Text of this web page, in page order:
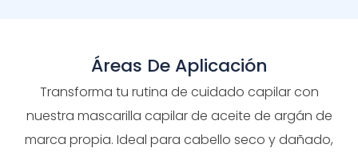
Áreas De Aplicación
Transforma tu rutina de cuidado capilar con
nuestra mascarilla capilar de aceite de argán de
marca propia. Ideal para cabello seco y dañado,